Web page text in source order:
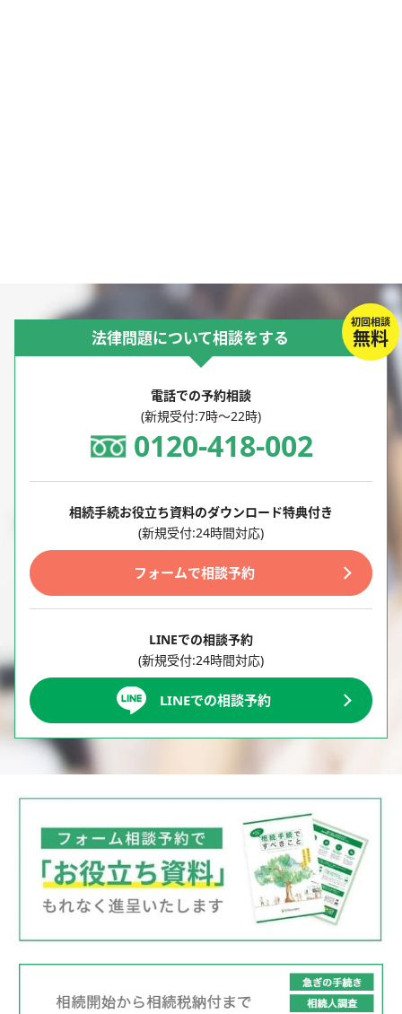
初回相談
無料
法律問題について相談をする
電話での予約相談
(新規受付:7時～22時)
0120-418-002
相続手続お役立ち資料のダウンロード特典付き
(新規受付:24時間対応)
フォームで相談予約
LINEでの相談予約
(新規受付:24時間対応)
LINEでの相談予約